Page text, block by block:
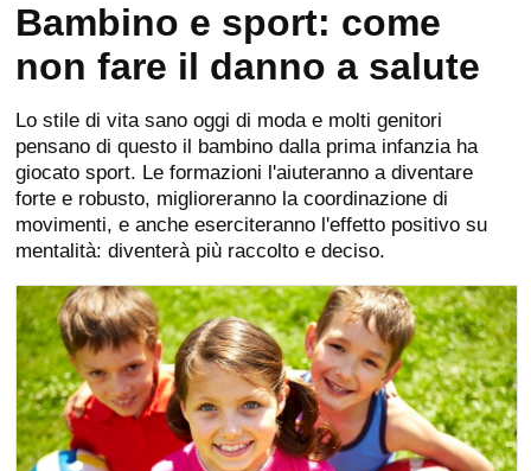
Bambino e sport: come
non fare il danno a salute
Lo stile di vita sano oggi di moda e molti genitori
pensano di questo il bambino dalla prima infanzia ha
giocato sport. Le formazioni l'aiuteranno a diventare
forte e robusto, miglioreranno la coordinazione di
movimenti, e anche eserciteranno l'effetto positivo su
mentalità: diventerà più raccolto e deciso.